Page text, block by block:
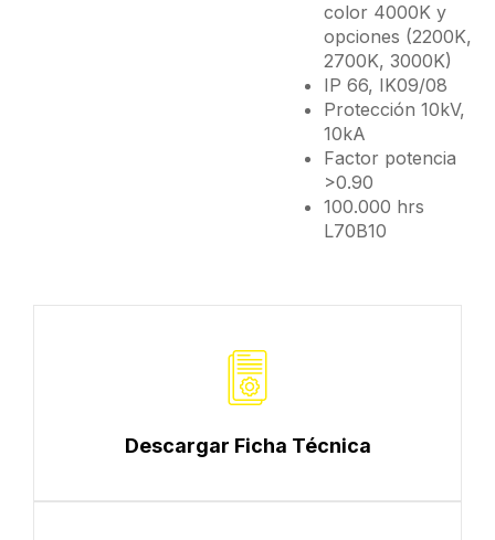
color 4000K y
opciones (2200K,
2700K, 3000K)
IP 66, IK09/08
Protección 10kV,
10kA
Factor potencia
>0.90
100.000 hrs
L70B10
Descargar Ficha Técnica